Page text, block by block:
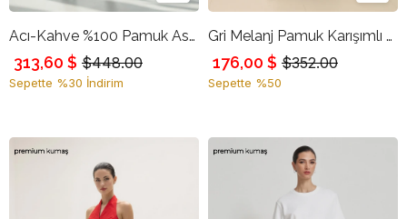
Acı-Kahve %100 Pamuk Askılı Dikiş Detaylı Rahat Kesim Elbise
$448.00
313,60 $
Sepette %30 İndirim
Gri Melanj Pamuk Karışımlı Belde Düğme Ve Pile Detaylı Cepli Rahat Kesim Pantolon
$352.00
176,00 $
Sepette %50